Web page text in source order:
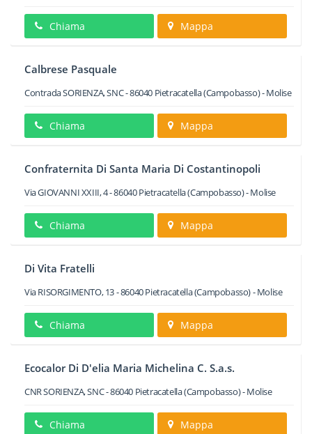
Chiama Mappa
Calbrese Pasquale
Contrada SORIENZA, SNC-86040 Pietracatella(Campobasso) -Molise
Chiama Mappa
Confraternita Di Santa Maria Di Costantinopoli
Via GIOVANNI XXIII, 4-86040Pietracatella(Campobasso) -Molise
Chiama Mappa
Di Vita Fratelli
Via RISORGIMENTO, 13-86040Pietracatella(Campobasso) -Molise
Chiama Mappa
Ecocalor Di D'elia Maria Michelina C. S.a.s.
CNR SORIENZA, SNC-86040 Pietracatella(Campobasso) -Molise
Chiama Mappa